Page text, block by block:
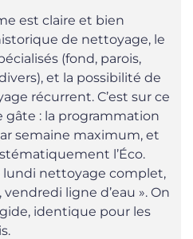
est claire et bien
de nettoyage, le
(fond, parois,
et la possibilité de
récurrent. C’est sur ce
gâte : la programmation
semaine maximum, et
l’Éco.
lundi nettoyage complet,
ligne d’eau ». On
identique pour les